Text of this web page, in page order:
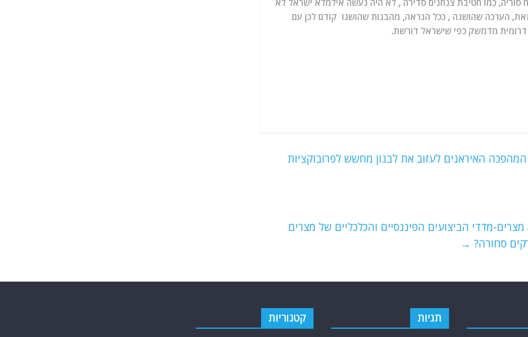
סוריה, כמו חטיבת צנחנים סדירה , לא היה נעשה אילמלא ישראל לא
הערכה שהושגה , ככל הנראה, מהבנות שהושגו קודם לכן עם
מדמשק כפי שישראל דורשת.
האיראנים לעזוב את לבנון מחשש לפרובוקציות
מדדי הביצועים הפיננסיים והכלכליים של מצרים
סחורה? →
תגיות קטגוריות